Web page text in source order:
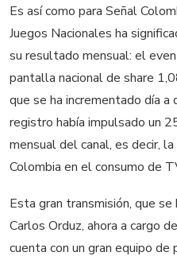
Es así como para Señal
Juegos Nacionales ha
su resultado mensual: el
pantalla nacional de share
que se ha incrementado día
registro había impulsado un
mensual del canal, es decir,
Colombia en el consumo de
Esta gran transmisión, que se
Carlos Orduz, ahora a cargo
cuenta con un gran equipo de